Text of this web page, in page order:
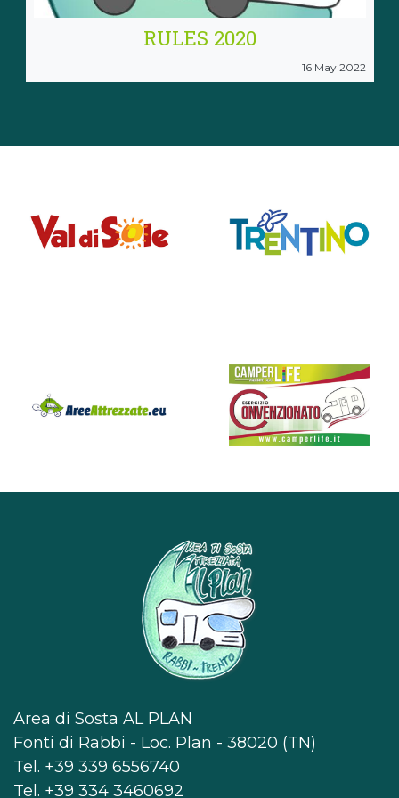
RULES 2020
16 May 2022
Area di Sosta AL PLAN
Fonti di Rabbi - Loc. Plan - 38020 (TN)
Tel. +39 339 6556740
Tel. +39 334 3460692